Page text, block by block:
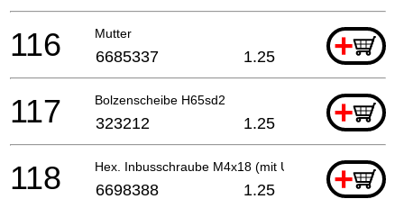
Mutter +
116 6685337 1.25
Bolzenscheibe H65sd2 +
117 323212 1.25
Hex. Inbusschraube M4x18 (mit Unterlegscheiben)
+
118 6698388 1.25